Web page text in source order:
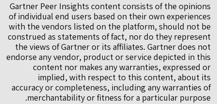
Gartner Peer Insights content consists of the opinions
of individual end users based on their own experiences
with the vendors listed on the platform, should not be
construed as statements of fact, nor do they represent
the views of Gartner or its affiliates. Gartner does not
endorse any vendor, product or service depicted in this
content nor makes any warranties, expressed or
implied, with respect to this content, about its
accuracy or completeness, including any warranties of
merchantability or fitness for a particular purpose.